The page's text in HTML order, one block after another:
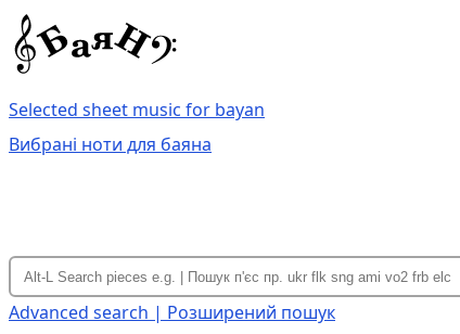
Selected sheet music for bayan
Вибрані ноти для баяна
Advanced search | Розширений пошук